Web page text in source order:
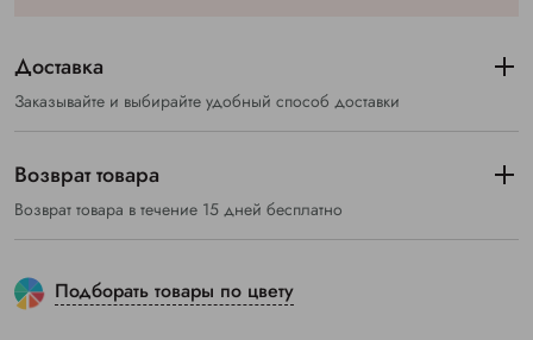
Доставка
Заказывайте и выбирайте удобный способ доставки
Возврат товара
Возврат товара в течение 15 дней бесплатно
Подборать товары по цвету